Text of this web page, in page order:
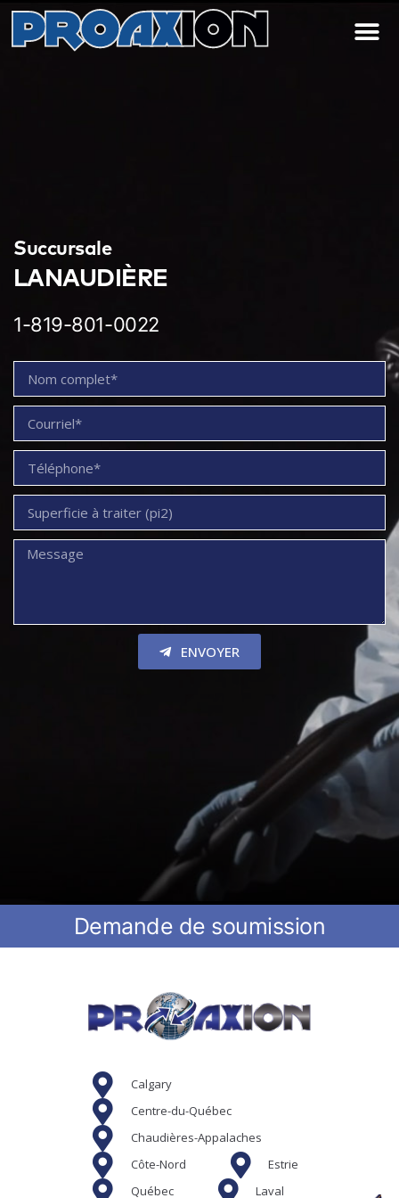
Succursale
LANAUDIÈRE
1-819-801-0022
ENVOYER
Demande de soumission
Calgary
Centre-du-Québec
Chaudières-Appalaches
Côte-Nord
Estrie
Québec
Laval